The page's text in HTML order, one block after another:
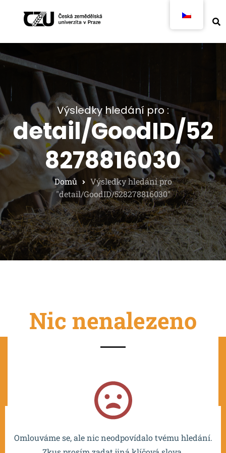
Výsledky hledání pro :
detail/GoodID/52
8278816030
Domů
Výsledky hledání pro
"detail/GoodID/528278816030"
Nic nenalezeno
Omlouváme se, ale nic neodpovídalo tvému hledání.